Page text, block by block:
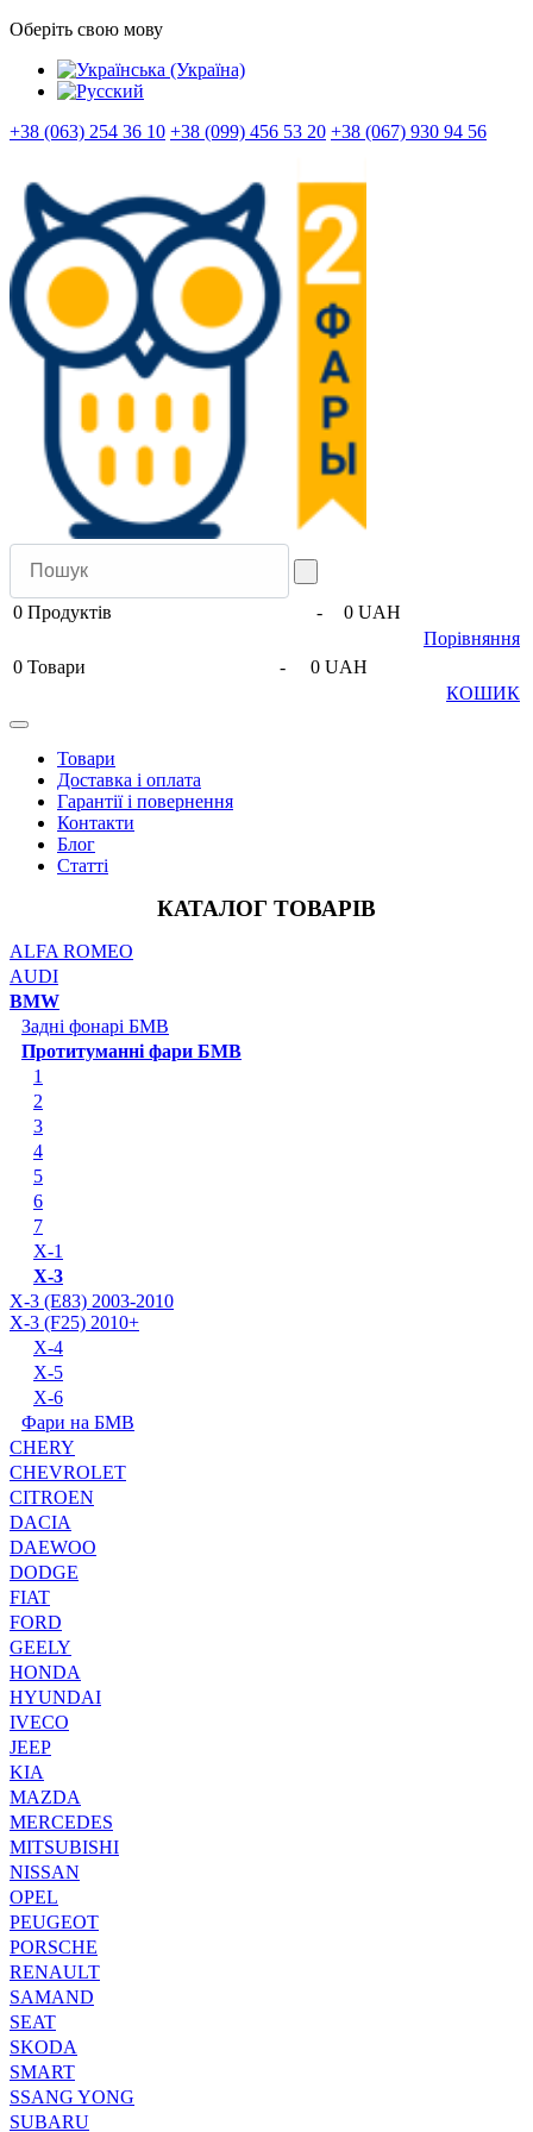
Оберіть свою мову
+38 (063) 254 36 10 +38 (099) 456 53 20 +38 (067) 930 94 56
0 Продуктів -
0 UAH
Порівняння
0 Товари -
0 UAH
КОШИК
Товари
Доставка і оплата
Гарантії і повернення
Контакти
Блог
Статті
КАТАЛОГ ТОВАРІВ
ALFA ROMEO
AUDI
BMW
Задні фонарі БМВ
Протитуманні фари БМВ
1
2
3
4
5
6
7
X-1
X-3
X-3 (E83) 2003-2010
X-3 (F25) 2010+
X-4
X-5
X-6
Фари на БМВ
CHERY
CHEVROLET
CITROEN
DACIA
DAEWOO
DODGE
FIAT
FORD
GEELY
HONDA
HYUNDAI
IVECO
JEEP
KIA
MAZDA
MERCEDES
MITSUBISHI
NISSAN
OPEL
PEUGEOT
PORSCHE
RENAULT
SAMAND
SEAT
SKODA
SMART
SSANG YONG
SUBARU